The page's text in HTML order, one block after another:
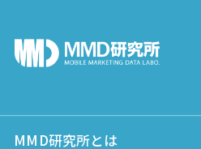
MMD研究所とは